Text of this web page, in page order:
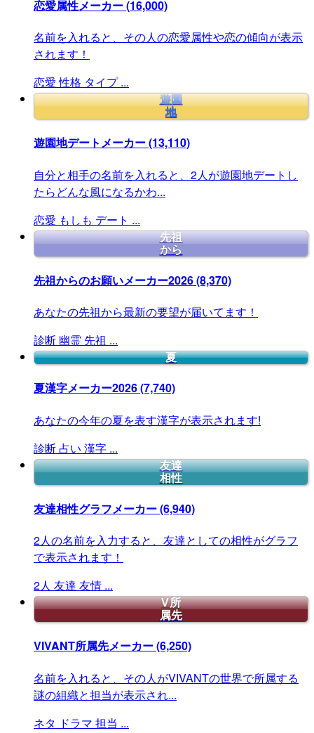
恋愛属性メーカー(16,000)
名前を入れると、その人の恋愛属性や恋の傾向が表示
されます！
恋愛 性格 タイプ ...
遊園
地
遊園地デートメーカー(13,110)
自分と相手の名前を入れると、2人が遊園地デートし
たらどんな風になるかわ...
恋愛 もしも デート ...
先祖
から
先祖からのお願いメーカー2026(8,370)
あなたの先祖から最新の要望が届いてます！
診断 幽霊 先祖 ...
夏
夏漢字メーカー2026(7,740)
あなたの今年の夏を表す漢字が表示されます!
診断 占い 漢字 ...
友達
相性
友達相性グラフメーカー(6,940)
2人の名前を入力すると、友達としての相性がグラフ
で表示されます！
2人 友達 友情 ...
V所
属先
VIVANT所属先メーカー(6,250)
名前を入れると、その人がVIVANTの世界で所属する
謎の組織と担当が表示され...
ネタ ドラマ 担当 ...